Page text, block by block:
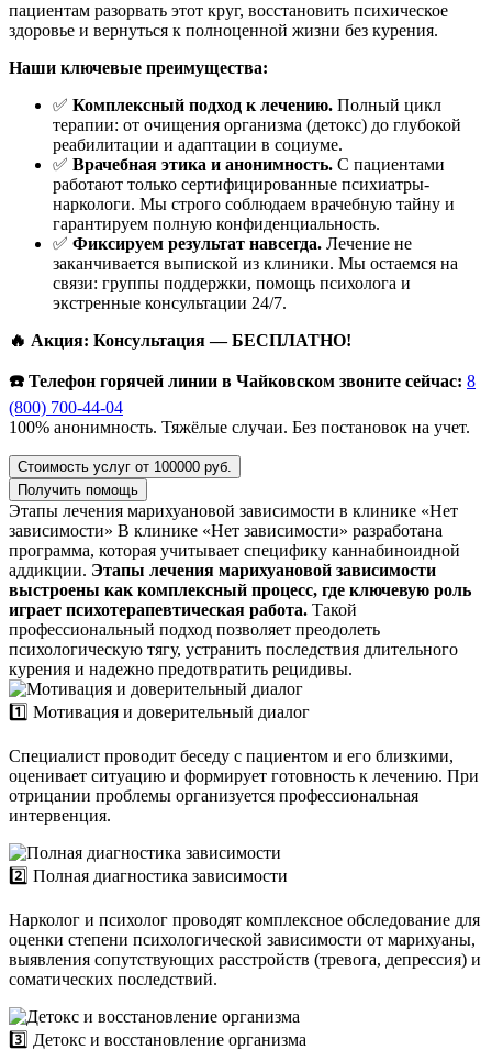
пациентам разорвать этот круг, восстановить психическое
здоровье и вернуться к полноценной жизни без курения.
Наши ключевые преимущества:
✅ Комплексный подход к лечению. Полный цикл
терапии: от очищения организма (детокс) до глубокой
реабилитации и адаптации в социуме.
✅ Врачебная этика и анонимность. С пациентами
работают только сертифицированные психиатры-
наркологи. Мы строго соблюдаем врачебную тайну и
гарантируем полную конфиденциальность.
✅ Фиксируем результат навсегда. Лечение не
заканчивается выпиской из клиники. Мы остаемся на
связи: группы поддержки, помощь психолога и
экстренные консультации 24/7.
🔥 Акция: Консультация — БЕСПЛАТНО!
☎️ Телефон горячей линии в Чайковском звоните сейчас: 8
(800) 700-44-04
100% анонимность. Тяжёлые случаи. Без постановок на учет.
Стоимость услуг от 100000 руб.
Получить помощь
Этапы лечения марихуановой зависимости в клинике «Нет
зависимости» В клинике «Нет зависимости» разработана
программа, которая учитывает специфику каннабиноидной
аддикции. Этапы лечения марихуановой зависимости
выстроены как комплексный процесс, где ключевую роль
играет психотерапевтическая работа. Такой
профессиональный подход позволяет преодолеть
психологическую тягу, устранить последствия длительного
курения и надежно предотвратить рецидивы.
1️⃣ Мотивация и доверительный диалог
Специалист проводит беседу с пациентом и его близкими,
оценивает ситуацию и формирует готовность к лечению. При
отрицании проблемы организуется профессиональная
интервенция.
2️⃣ Полная диагностика зависимости
Нарколог и психолог проводят комплексное обследование для
оценки степени психологической зависимости от марихуаны,
выявления сопутствующих расстройств (тревога, депрессия) и
соматических последствий.
3️⃣ Детокс и восстановление организма